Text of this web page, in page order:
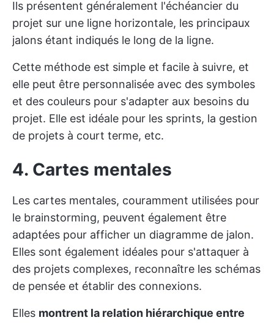
Ils présentent généralement l'échéancier du
projet sur une ligne horizontale, les principaux
jalons étant indiqués le long de la ligne.
Cette méthode est simple et facile à suivre, et
elle peut être personnalisée avec des symboles
et des couleurs pour s'adapter aux besoins du
projet. Elle est idéale pour les sprints, la gestion
de projets à court terme, etc.
4. Cartes mentales
Les cartes mentales, couramment utilisées pour
le brainstorming, peuvent également être
adaptées pour afficher un diagramme de jalon.
Elles sont également idéales pour s'attaquer à
des projets complexes, reconnaître les schémas
de pensée et établir des connexions.
Elles montrent la relation hiérarchique entre